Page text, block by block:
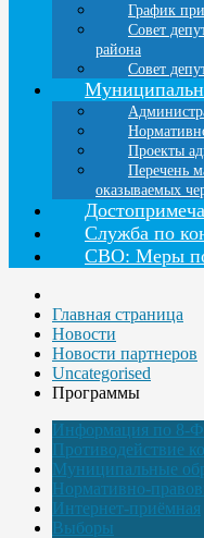
График
Совет
района
Совет
Проекты
Перечень
оказываемых
Служба по
СВО: Меры
Главная страница
Новости
Новости партнеров
Uncategorised
Программы
Информация по 8-
Противодействие
Муниципальные
Нормативно-
Интернет-приёмная
Выборы